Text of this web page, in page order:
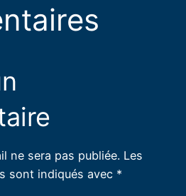
ne sera pas publiée. Les
sont indiqués avec *